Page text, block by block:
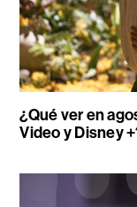
¿Qué ver en
Video y Disney